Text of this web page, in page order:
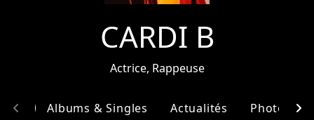
CARDI B
Actrice, Rappeuse
Albums & Singles Actualités Photos
chevron_left chevron_right